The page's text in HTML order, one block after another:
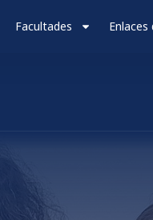
Facultades